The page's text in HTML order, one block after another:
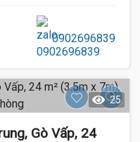
0902696839
25
Gò Vấp, 24